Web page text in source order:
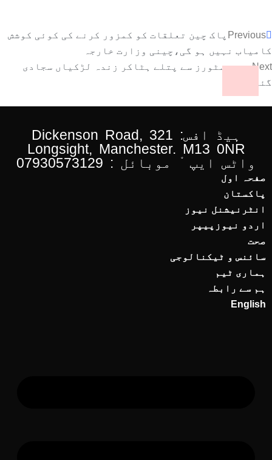
Previous پاک چین تعلقات کو کمزور کرنے کی کوئی کوشش
کامیاب نہیں ہو گی،چینی وزارت خارجہ
Nextچینی سٹورز سے پتلے ہٹاکر زندہ لڑکیاں سجادی
گئیں
ہیڈ افس: 321 Dickenson Road,
Longsight, Manchester. M13 0NR
واٹس ایپ ْ موبائل : 07930573129
صفحہ اول
پاکستان
انٹرنیشنل نیوز
اردو نیوزپیپر
صحت
سائنس و ٹیکنالوجی
ہماری ٹیم
ہم سے رابطہ
English